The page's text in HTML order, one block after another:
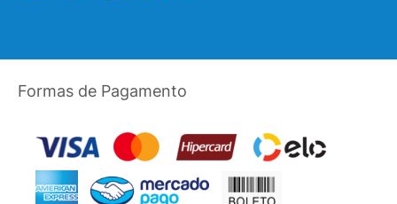
Formas de Pagamento